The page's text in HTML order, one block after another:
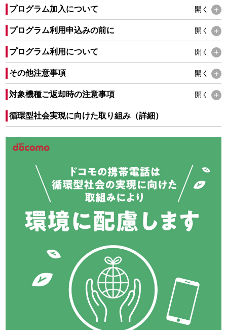
プログラム加入について 開く
プログラム利用申込みの前に 開く
プログラム利用について 開く
その他注意事項 開く
対象機種ご返却時の注意事項 開く
循環型社会実現に向けた取り組み（詳細）